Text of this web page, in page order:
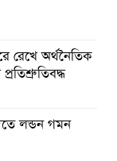
দিবস’ পালিত
রেখে অর্থনৈতিক
লন্ডন গমন